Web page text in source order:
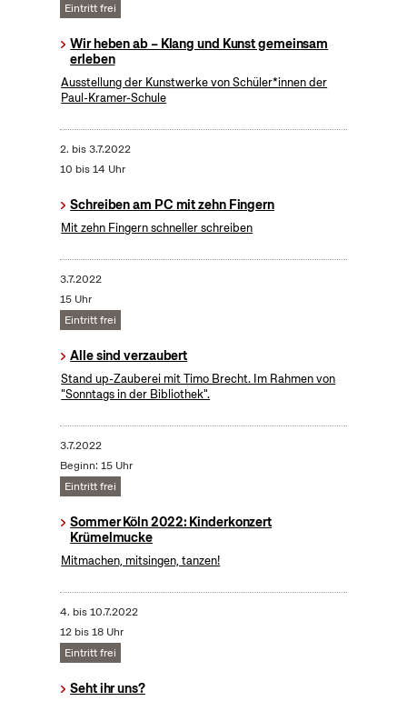
Eintritt frei
Wir heben ab – Klang und Kunst gemeinsam
erleben
Ausstellung der Kunstwerke von Schüler*innen der
Paul-Kramer-Schule
2. bis3.7.2022
10 bis 14 Uhr
Schreiben am PC mit zehn Fingern
Mit zehn Fingern schneller schreiben
3.7.2022
15 Uhr
Eintritt frei
Alle sind verzaubert
Stand up-Zauberei mit Timo Brecht. Im Rahmen von
"Sonntags in der Bibliothek".
3.7.2022
Beginn: 15 Uhr
Eintritt frei
Sommer Köln 2022: Kinderkonzert
Krümelmucke
Mitmachen, mitsingen, tanzen!
4. bis10.7.2022
12 bis 18 Uhr
Eintritt frei
Seht ihr uns?